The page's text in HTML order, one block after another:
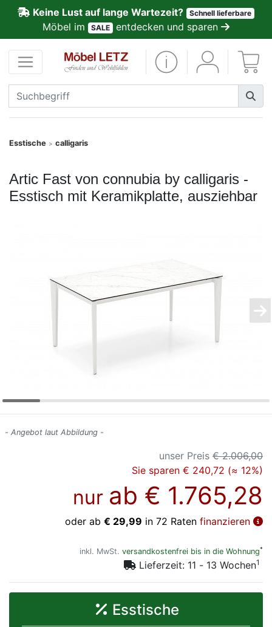
Keine Lust auf lange Wartezeit? Schnell lieferbare
Möbel im SALE entdecken und sparen
Esstische > calligaris
Artic Fast von connubia by calligaris -
Esstisch mit Keramikplatte, ausziehbar
- Angebot laut Abbildung -
unser Preis € 2.006,00
Sie sparen € 240,72 (≈ 12%)
nur ab € 1.765,28
oder ab € 29,99 in 72 Raten finanzieren
inkl. MwSt. versandkostenfrei bis in die Wohnung*
Lieferzeit: 11 - 13 Wochen1
Esstische
Kundenmeinungen
Anmelden
PREMIUM
Schnell
SALE
Konfigurator
Deals